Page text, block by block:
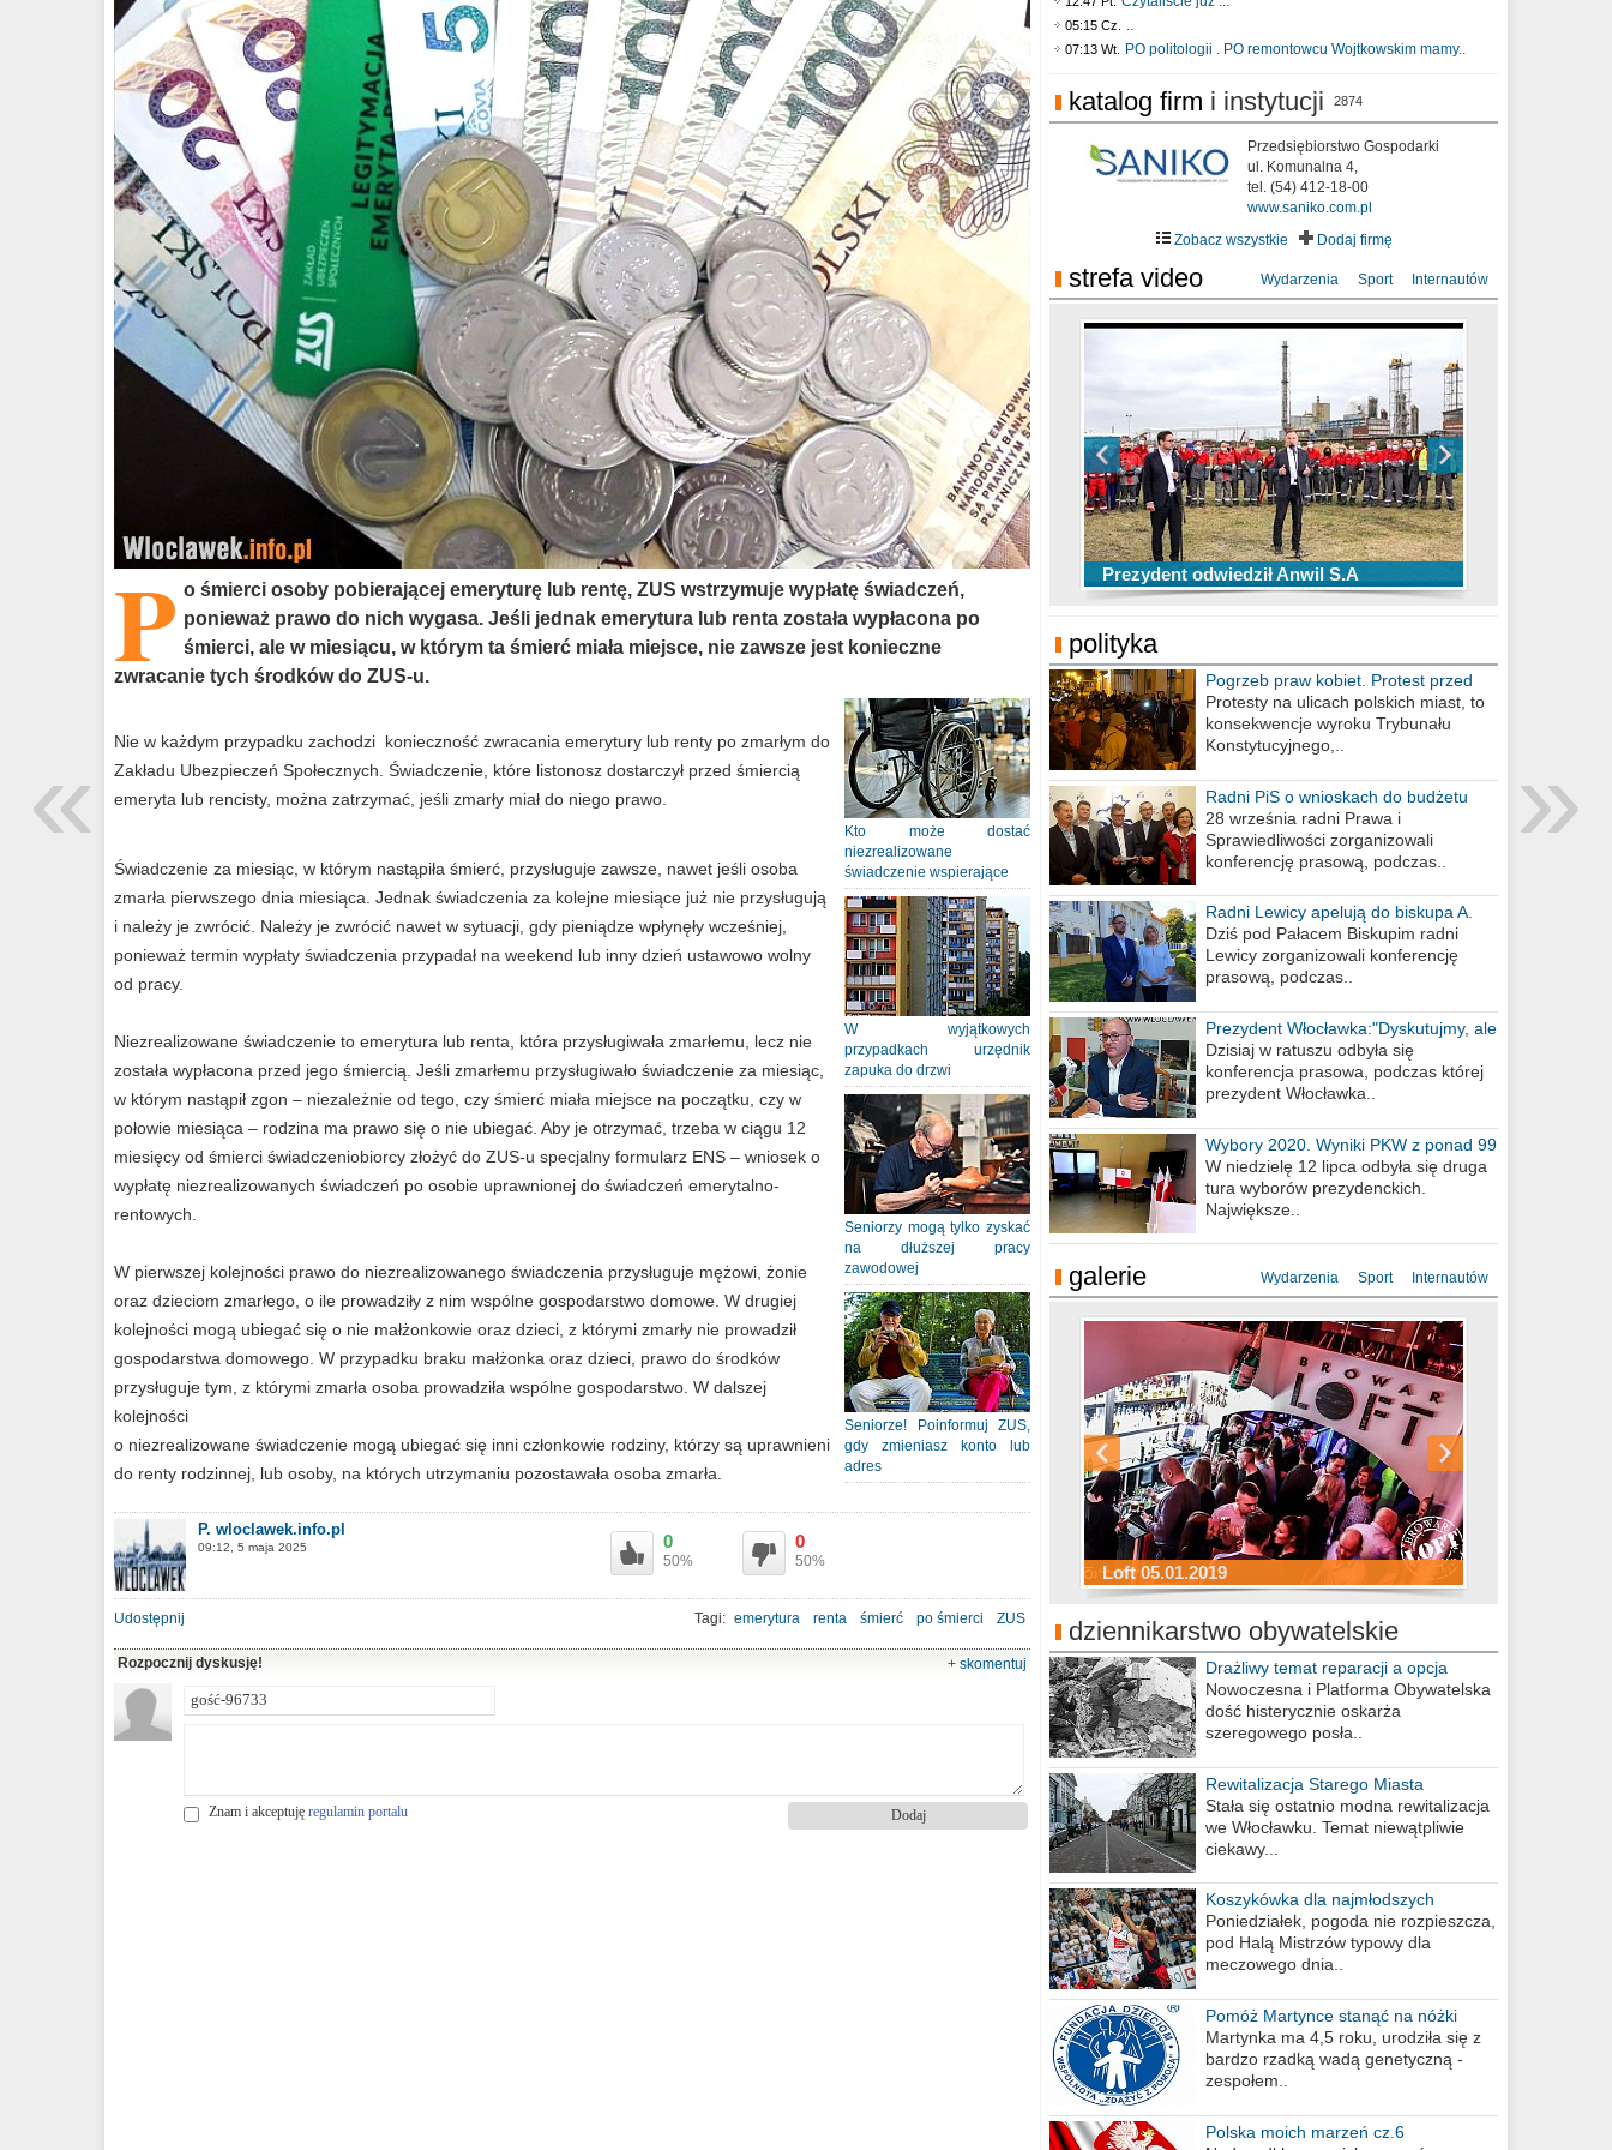
P o śmierci osoby pobierającej emeryturę lub rentę, ZUS wstrzymuje wypłatę świadczeń,
ponieważ prawo do nich wygasa. Jeśli jednak emerytura lub renta została wypłacona po
śmierci, ale w miesiącu, w którym ta śmierć miała miejsce, nie zawsze jest konieczne
zwracanie tych środków do ZUS-u.
Kto może dostać
niezrealizowane
świadczenie wspierające
W wyjątkowych
przypadkach urzędnik
zapuka do drzwi
Seniorzy mogą tylko zyskać
na dłuższej pracy
zawodowej
Seniorze! Poinformuj ZUS,
gdy zmieniasz konto lub
adres
Nie w każdym przypadku zachodzi konieczność zwracania emerytury lub renty po zmarłym do
Zakładu Ubezpieczeń Społecznych. Świadczenie, które listonosz dostarczył przed śmiercią
emeryta lub rencisty, można zatrzymać, jeśli zmarły miał do niego prawo.
Świadczenie za miesiąc, w którym nastąpiła śmierć, przysługuje zawsze, nawet jeśli osoba
zmarła pierwszego dnia miesiąca. Jednak świadczenia za kolejne miesiące już nie przysługują
i należy je zwrócić. Należy je zwrócić nawet w sytuacji, gdy pieniądze wpłynęły wcześniej,
ponieważ termin wypłaty świadczenia przypadał na weekend lub inny dzień ustawowo wolny
od pracy.
Niezrealizowane świadczenie to emerytura lub renta, która przysługiwała zmarłemu, lecz nie
została wypłacona przed jego śmiercią. Jeśli zmarłemu przysługiwało świadczenie za miesiąc,
w którym nastąpił zgon – niezależnie od tego, czy śmierć miała miejsce na początku, czy w
połowie miesiąca – rodzina ma prawo się o nie ubiegać. Aby je otrzymać, trzeba w ciągu 12
miesięcy od śmierci świadczeniobiorcy złożyć do ZUS-u specjalny formularz ENS – wniosek o
wypłatę niezrealizowanych świadczeń po osobie uprawnionej do świadczeń emerytalno-
rentowych.
W pierwszej kolejności prawo do niezrealizowanego świadczenia przysługuje mężowi, żonie
oraz dzieciom zmarłego, o ile prowadziły z nim wspólne gospodarstwo domowe. W drugiej
kolejności mogą ubiegać się o nie małżonkowie oraz dzieci, z którymi zmarły nie prowadził
gospodarstwa domowego. W przypadku braku małżonka oraz dzieci, prawo do środków
przysługuje tym, z którymi zmarła osoba prowadziła wspólne gospodarstwo. W dalszej
kolejności
o niezrealizowane świadczenie mogą ubiegać się inni członkowie rodziny, którzy są uprawnieni
do renty rodzinnej, lub osoby, na których utrzymaniu pozostawała osoba zmarła.
P. wloclawek.info.pl
09:12, 5 maja 2025 0
50%
0
50%
Udostępnij Tagi: emerytura renta śmierć po śmierci ZUS
Rozpocznij dyskusję! + skomentuj
Znam i akceptuję regulamin portalu
05:15 Cz. ..
07:13 Wt. PO politologii . PO remontowcu Wojtkowskim mamy..
katalog firm i instytucji 2874
Przedsiębiorstwo Gospodarki
ul. Komunalna 4,
tel. (54) 412-18-00
www.saniko.com.pl
Zobacz wszystkie
Dodaj firmę
strefa video Wydarzenia Sport Internautów
Prezydent odwiedził Anwil S.A
TOP 10 przechwytów Anwilu Włocławek
w EBL w sezonie 2019/2020
TOP 5 rzutów Anwilu Włocławek w BCL
w sezonie 2019/2020
Ni To Ponk - W oczach mamy strach
sixf33t .Last Year DRONE FOOTAGE
Włocławek
XXIII Sesja Rady Miasta Włocławek VIII
kadencji w dniu 09.06.2020 r.
polityka
Pogrzeb praw kobiet. Protest przed
biurem poselskim PiS
Protesty na ulicach polskich miast, to
konsekwencje wyroku Trybunału
Konstytucyjnego,..
Radni PiS o wnioskach do budżetu
miasta na 2021 rok
28 września radni Prawa i
Sprawiedliwości zorganizowali
konferencję prasową, podczas..
Radni Lewicy apelują do biskupa A.
Wiesława Meringa
Dziś pod Pałacem Biskupim radni
Lewicy zorganizowali konferencję
prasową, podczas..
Prezydent Włocławka:"Dyskutujmy, ale
nie obrażajmy się”
Dzisiaj w ratuszu odbyła się
konferencja prasowa, podczas której
prezydent Włocławka..
Wybory 2020. Wyniki PKW z ponad 99
procent obwodów
W niedzielę 12 lipca odbyła się druga
tura wyborów prezydenckich.
Największe..
galerie Wydarzenia Sport Internautów
Loft 05.01.2019
Sylwester Podgrodzie 31.12.2018
Sylwester Pensjonat Michelin 31.12.2018
Sylwester Hotel Młyn 31.12.2018
Sylwester Miejski 31.12.2018
Sylwester Loft 31.12.2018
dziennikarstwo obywatelskie
Drażliwy temat reparacji a opcja
berlińska
Nowoczesna i Platforma Obywatelska
dość histerycznie oskarża
szeregowego posła..
Rewitalizacja Starego Miasta
Stała się ostatnio modna rewitalizacja
we Włocławku. Temat niewątpliwie
ciekawy...
Koszykówka dla najmłodszych
Poniedziałek, pogoda nie rozpieszcza,
pod Halą Mistrzów typowy dla
meczowego dnia..
Pomóż Martynce stanąć na nóżki
Martynka ma 4,5 roku, urodziła się z
bardzo rzadką wadą genetyczną -
zespołem..
Polska moich marzeń cz.6
»
«